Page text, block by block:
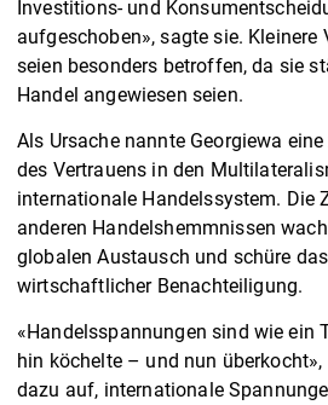
Investitions- und
aufgeschoben», sagte sie.
seien besonders betroffen, da sie
Handel angewiesen seien.
Als Ursache nannte Georgiewa
des Vertrauens in den
internationale Handelssystem. Die
anderen Handelshemmnissen
globalen Austausch und schüre
wirtschaftlicher Benachteiligung.
«Handelsspannungen sind wie ein
hin köchelte – und nun
dazu auf, internationale